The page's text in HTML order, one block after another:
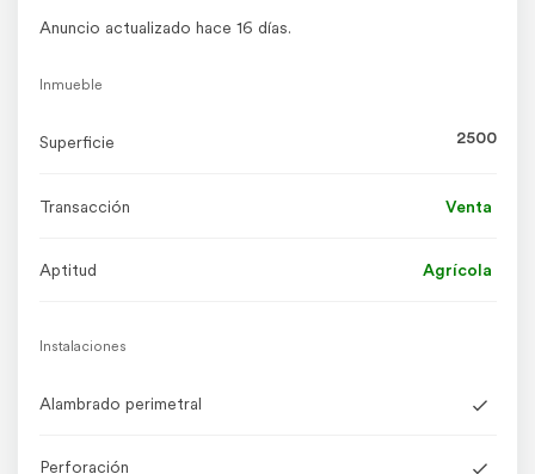
Anuncio actualizado hace 16 días.
Inmueble
Superficie 2500
Transacción Venta
Aptitud Agrícola
Instalaciones
Alambrado perimetral
Perforación